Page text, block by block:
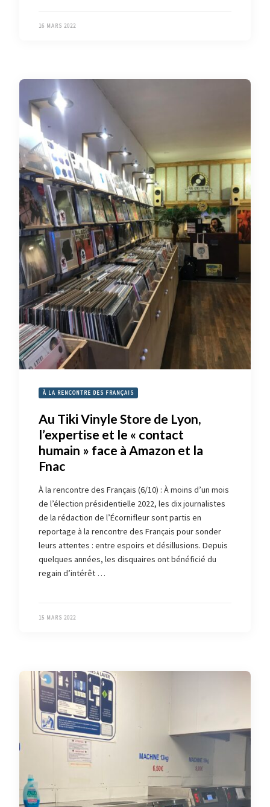
16 MARS 2022
À LA RENCONTRE DES FRANÇAIS
Au Tiki Vinyle Store de Lyon,
l’expertise et le « contact
humain » face à Amazon et la
Fnac
À la rencontre des Français (6/10) : À moins d’un mois
de l’élection présidentielle 2022, les dix journalistes
de la rédaction de l’Écornifleur sont partis en
reportage à la rencontre des Français pour sonder
leurs attentes : entre espoirs et désillusions. Depuis
quelques années, les disquaires ont bénéficié du
regain d’intérêt …
15 MARS 2022